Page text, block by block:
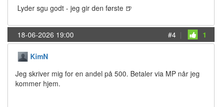
Lyder sgu godt - jeg gir den første 🍺
18-06-2026 19:00 #4 | 1
KimN
Jeg skriver mig for en andel på 500. Betaler via MP når jeg
kommer hjem.